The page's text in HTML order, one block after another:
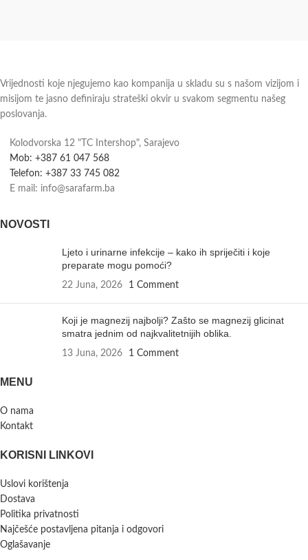
Vrijednosti koje njegujemo kao kompanija u skladu su s našom vizijom i
misijom te jasno definiraju strateški okvir u svakom segmentu našeg
poslovanja.
Kolodvorska 12 "TC Intershop", Sarajevo
Mob: +387 61 047 568
Telefon: +387 33 745 082
E mail: info@sarafarm.ba
NOVOSTI
Ljeto i urinarne infekcije – kako ih spriječiti i koje
preparate mogu pomoći?
22 Juna, 2026 1 Comment
Koji je magnezij najbolji? Zašto se magnezij glicinat
smatra jednim od najkvalitetnijih oblika.
13 Juna, 2026 1 Comment
MENU
O nama
Kontakt
KORISNI LINKOVI
Uslovi korištenja
Dostava
Politika privatnosti
Najčešće postavljena pitanja i odgovori
Oglašavanje